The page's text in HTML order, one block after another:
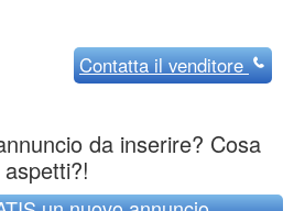
Contattail venditore
da inserire? Cosa
aspetti?!